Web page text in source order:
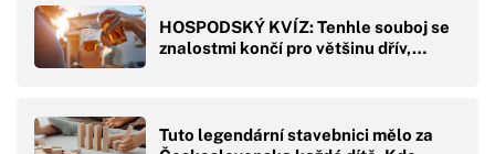
HOSPODSKÝ KVÍZ: Tenhle souboj se
znalostmi končí pro většinu dřív,…
Tuto legendární stavebnici mělo za